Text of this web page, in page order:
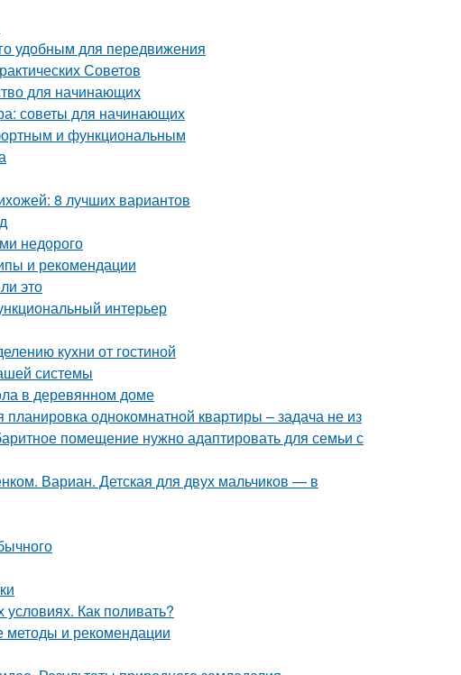
удобным для передвижения
Советов
для начинающих
советы для начинающих
и функциональным
8 лучших вариантов
недорого
и рекомендации
это
интерьер
кухни от гостиной
системы
в деревянном доме
однокомнатной квартиры – задача не из
помещение нужно адаптировать для семьи с
Вариан. Детская для двух мальчиков — в
Как поливать?
методы и рекомендации